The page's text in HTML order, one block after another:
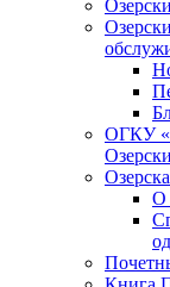
ОГКУ
О